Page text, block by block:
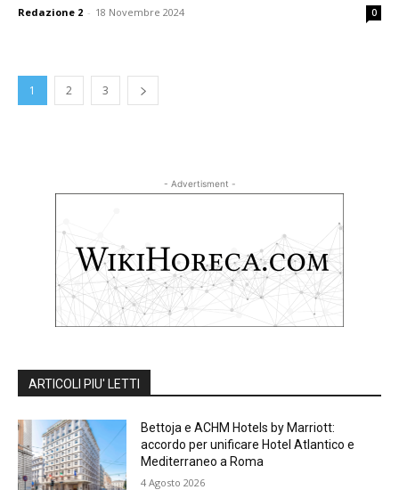
Redazione 2 - 18 Novembre 2024 0
1 2 3
- Advertisment -
ARTICOLI PIU' LETTI
Bettoja e ACHM Hotels by Marriott:
accordo per unificare Hotel Atlantico e
Mediterraneo a Roma
4 Agosto 2026